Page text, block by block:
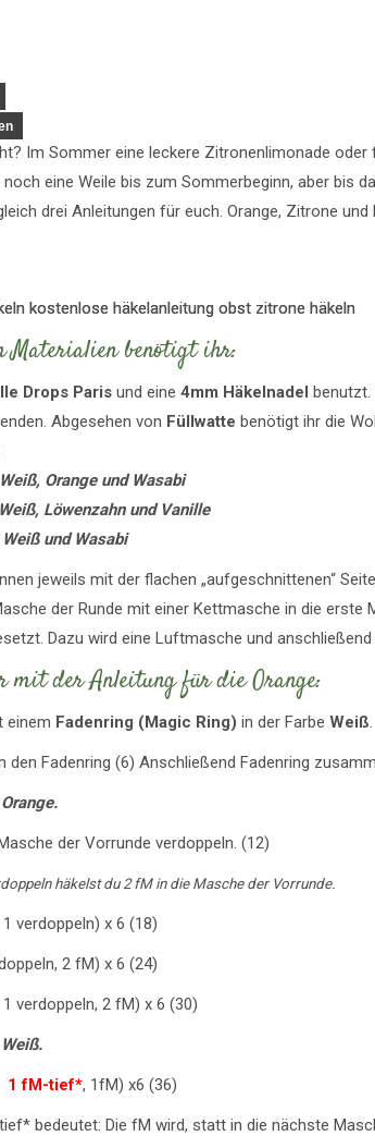
Im Sommer eine leckere Zitronenlimonade
eine Weile bis zum Sommerbeginn, aber bis
drei Anleitungen für euch. Orange, Zitrone
Materialien benötigt ihr:
Drops Paris und eine 4mm Häkelnadel benutzt.
Abgesehen von Füllwatte benötigt ihr die
Weiß, Orange und Wasabi
Löwenzahn und Vanille
Weiß und Wasabi
jeweils mit der flachen „aufgeschnittenen“
der Runde mit einer Kettmasche in die erste
Dazu wird eine Luftmasche und
mit der Anleitung für die Orange:
einem Fadenring (Magic Ring) in der Farbe Weiß.
den Fadenring (6) Anschließend Fadenring
Orange.
der Vorrunde verdoppeln. (12)
häkelst du 2 fM in die Masche der Vorrunde.
verdoppeln) x 6 (18)
2 fM) x 6 (24)
verdoppeln, 2 fM) x 6 (30)
Weiß.
1 fM-tief*, 1fM) x6 (36)
bedeutet: Die fM wird, statt in die nächste